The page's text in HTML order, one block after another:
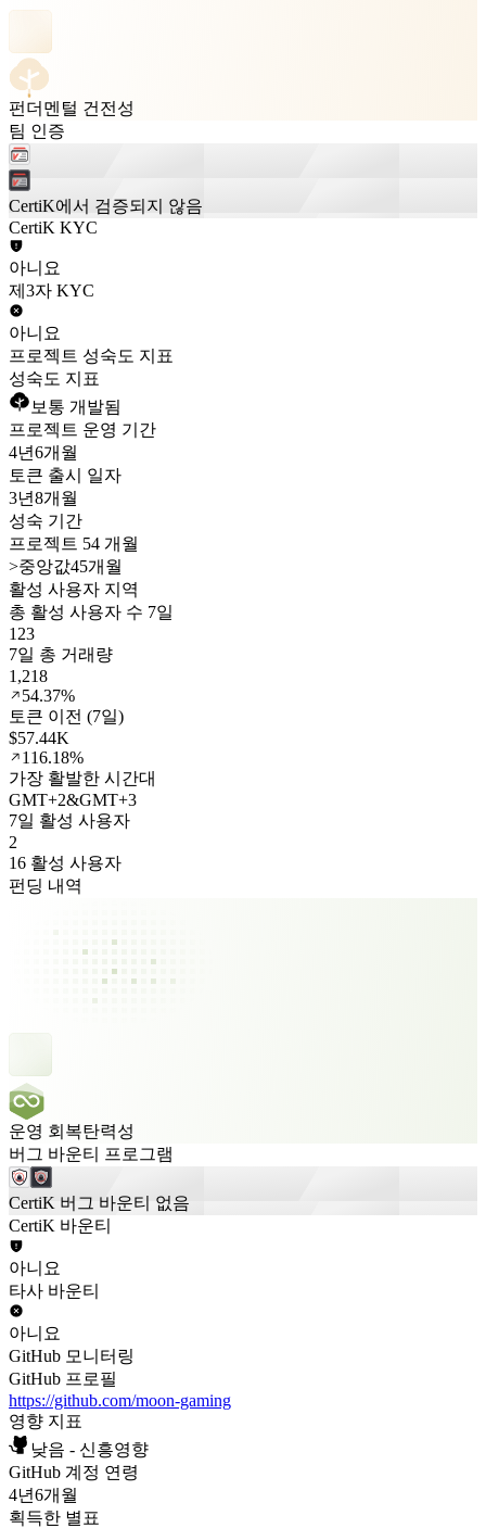
펀더멘털 건전성
팀 인증
CertiK에서 검증되지 않음
CertiK KYC
아니요
제3자 KYC
아니요
프로젝트 성숙도 지표
성숙도 지표
보통 개발됨
프로젝트 운영 기간
4년6개월
토큰 출시 일자
3년8개월
성숙 기간
프로젝트 54 개월
>중앙값45개월
활성 사용자 지역
총 활성 사용자 수 7일
123
7일 총 거래량
1,218
54.37%
토큰 이전 (7일)
$57.44K
116.18%
가장 활발한 시간대
GMT+2&GMT+3
7일 활성 사용자
2
16 활성 사용자
펀딩 내역
운영 회복탄력성
버그 바운티 프로그램
CertiK 버그 바운티 없음
CertiK 바운티
아니요
타사 바운티
아니요
GitHub 모니터링
GitHub 프로필
https://github.com/moon-gaming
영향 지표
낮음 - 신흥영향
GitHub 계정 연령
4년6개월
획득한 별표